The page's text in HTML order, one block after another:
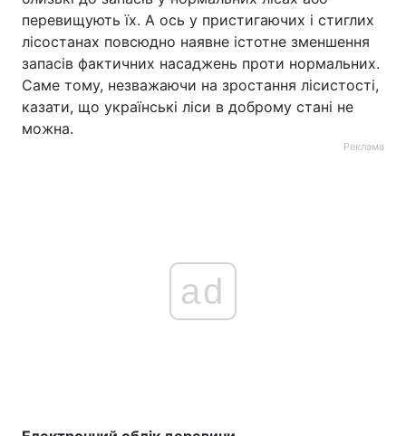
перевищують їх. А ось у пристигаючих і стиглих
лісостанах повсюдно наявне істотне зменшення
запасів фактичних насаджень проти нормальних.
Саме тому, незважаючи на зростання лісистості,
казати, що українські ліси в доброму стані не
можна.
Реклама
ad